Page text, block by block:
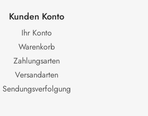
Kunden Konto
Ihr Konto
Warenkorb
Zahlungsarten
Versandarten
Sendungsverfolgung